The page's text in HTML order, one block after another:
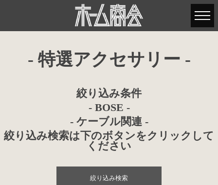
- 特選アクセサリー -
絞り込み条件
- BOSE -
- ケーブル関連 -
絞り込み検索は下のボタンをクリックして
ください
絞り込み検索